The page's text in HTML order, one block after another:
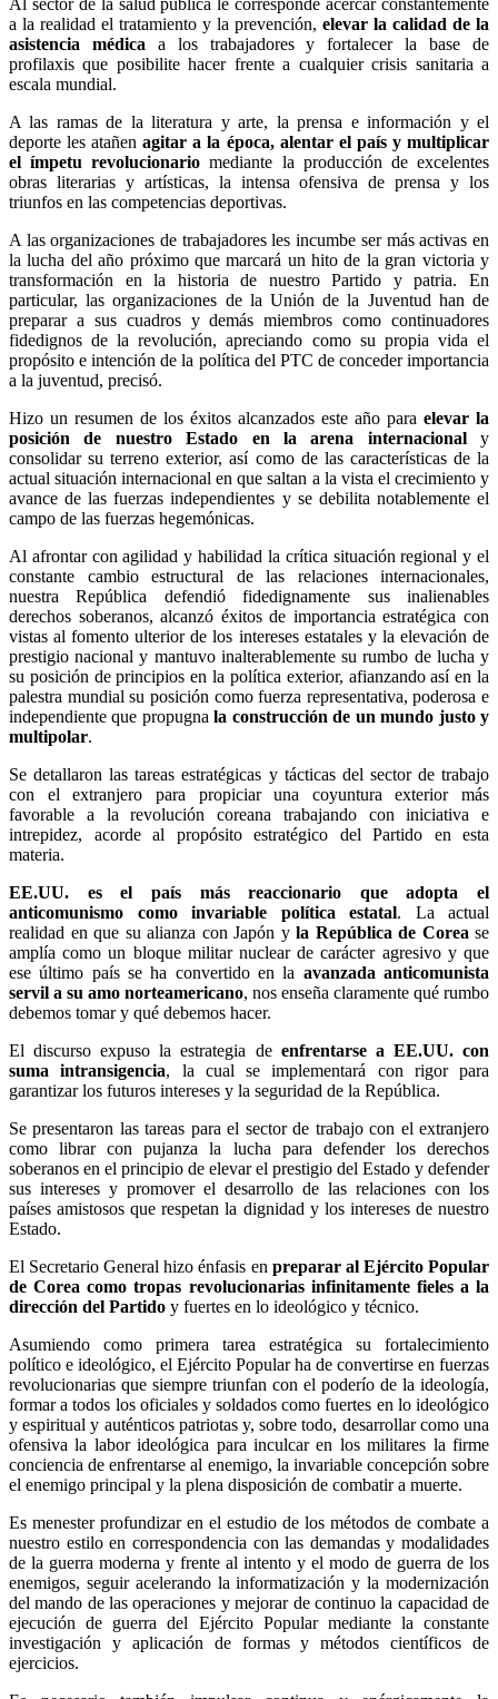
a la realidad el tratamiento y la prevención, elevar la calidad de la
asistencia médica a los trabajadores y fortalecer la base de
profilaxis que posibilite hacer frente a cualquier crisis sanitaria a
escala mundial.
A las ramas de la literatura y arte, la prensa e información y el
deporte les atañen agitar a la época, alentar el país y multiplicar
el ímpetu revolucionario mediante la producción de excelentes
obras literarias y artísticas, la intensa ofensiva de prensa y los
triunfos en las competencias deportivas.
A las organizaciones de trabajadores les incumbe ser más activas en
la lucha del año próximo que marcará un hito de la gran victoria y
transformación en la historia de nuestro Partido y patria. En
particular, las organizaciones de la Unión de la Juventud han de
preparar a sus cuadros y demás miembros como continuadores
fidedignos de la revolución, apreciando como su propia vida el
propósito e intención de la política del PTC de conceder importancia
a la juventud, precisó.
Hizo un resumen de los éxitos alcanzados este año para elevar la
posición de nuestro Estado en la arena internacionaly
consolidar su terreno exterior, así como de las características de la
actual situación internacional en que saltan a la vista el crecimiento y
avance de las fuerzas independientes y se debilita notablemente el
campo de las fuerzas hegemónicas.
Al afrontar con agilidad y habilidad la crítica situación regional y el
constante cambio estructural de las relaciones internacionales,
nuestra República defendió fidedignamente sus inalienables
derechos soberanos, alcanzó éxitos de importancia estratégica con
vistas al fomento ulterior de los intereses estatales y la elevación de
prestigio nacional y mantuvo inalterablemente su rumbo de lucha y
su posición de principios en la política exterior, afianzando así en la
palestra mundial su posición como fuerza representativa, poderosa e
independiente que propugnala construcción de un mundo justo y
multipolar.
Se detallaron las tareas estratégicas y tácticas del sector de trabajo
con el extranjero para propiciar una coyuntura exterior más
favorable a la revolución coreana trabajando con iniciativa e
intrepidez, acorde al propósito estratégico del Partido en esta
materia.
EE.UU. es el país más reaccionario que adopta el
anticomunismo como invariable política estatal. La actual
realidad en que su alianza con Japón yla República de Corea se
amplía como un bloque militar nuclear de carácter agresivo y que
ese último país se ha convertido en la avanzada anticomunista
servil a su amo norteamericano, nos enseña claramente qué rumbo
debemos tomar y qué debemos hacer.
El discurso expuso la estrategia deenfrentarse a EE.UU. con
suma intransigencia, la cual se implementará con rigor para
garantizar los futuros intereses y la seguridad de la República.
Se presentaron las tareas para el sector de trabajo con el extranjero
como librar con pujanza la lucha para defender los derechos
soberanos en el principio de elevar el prestigio del Estado y defender
sus intereses y promover el desarrollo de las relaciones con los
países amistosos que respetan la dignidad y los intereses de nuestro
Estado.
El Secretario General hizo énfasis en preparar al Ejército Popular
de Corea como tropas revolucionarias infinitamente fieles a la
dirección del Partido y fuertes en lo ideológico y técnico.
Asumiendo como primera tarea estratégica su fortalecimiento
político e ideológico, el Ejército Popular ha de convertirse en fuerzas
revolucionarias que siempre triunfan con el poderío de la ideología,
formar a todos los oficiales y soldados como fuertes en lo ideológico
y espiritual y auténticos patriotas y, sobre todo, desarrollar como una
ofensiva la labor ideológica para inculcar en los militares la firme
conciencia de enfrentarse al enemigo, la invariable concepción sobre
el enemigo principal y la plena disposición de combatir a muerte.
Es menester profundizar en el estudio de los métodos de combate a
nuestro estilo en correspondencia con las demandas y modalidades
de la guerra moderna y frente al intento y el modo de guerra de los
enemigos, seguir acelerando la informatización y la modernización
del mando de las operaciones y mejorar de continuo la capacidad de
ejecución de guerra del Ejército Popular mediante la constante
investigación y aplicación de formas y métodos científicos de
ejercicios.